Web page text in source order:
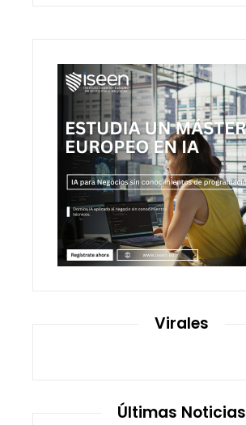
Virales
Últimas Noticias